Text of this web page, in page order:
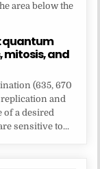
area below the
quantum
mitosis, and
(635, 670
and
of a desired
sensitive to...